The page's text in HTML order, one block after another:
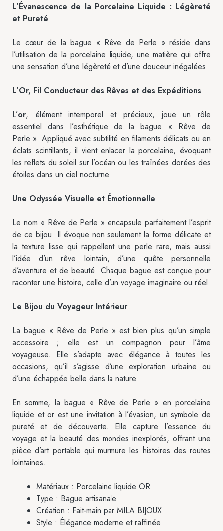
L’Évanescence de la Porcelaine Liquide : Légèreté
et Pureté
Le cœur de la bague « Rêve de Perle » réside dans
l’utilisation de la porcelaine liquide, une matière qui offre
une sensation d’une légèreté et d’une douceur inégalées.
L’Or, Fil Conducteur des Rêves et des Expéditions
L’or, élément intemporel et précieux, joue un rôle
essentiel dans l’esthétique de la bague « Rêve de
Perle ». Appliqué avec subtilité en filaments délicats ou en
éclats scintillants, il vient enlacer la porcelaine, évoquant
les reflets du soleil sur l’océan ou les traînées dorées des
étoiles dans un ciel nocturne.
Une Odyssée Visuelle et Émotionnelle
Le nom « Rêve de Perle » encapsule parfaitement l’esprit
de ce bijou. Il évoque non seulement la forme délicate et
la texture lisse qui rappellent une perle rare, mais aussi
l’idée d’un rêve lointain, d’une quête personnelle
d’aventure et de beauté. Chaque bague est conçue pour
raconter une histoire, celle d’un voyage imaginaire ou réel.
Le Bijou du Voyageur Intérieur
La bague « Rêve de Perle » est bien plus qu’un simple
accessoire ; elle est un compagnon pour l’âme
voyageuse. Elle s’adapte avec élégance à toutes les
occasions, qu’il s’agisse d’une exploration urbaine ou
d’une échappée belle dans la nature.
En somme, la bague « Rêve de Perle » en porcelaine
liquide et or est une invitation à l’évasion, un symbole de
pureté et de découverte. Elle capture l’essence du
voyage et la beauté des mondes inexplorés, offrant une
pièce d’art portable qui murmure les histoires des routes
lointaines.
Matériaux : Porcelaine liquide OR
Type : Bague artisanale
Création : Fait-main par MILA BIJOUX
Style : Élégance moderne et raffinée